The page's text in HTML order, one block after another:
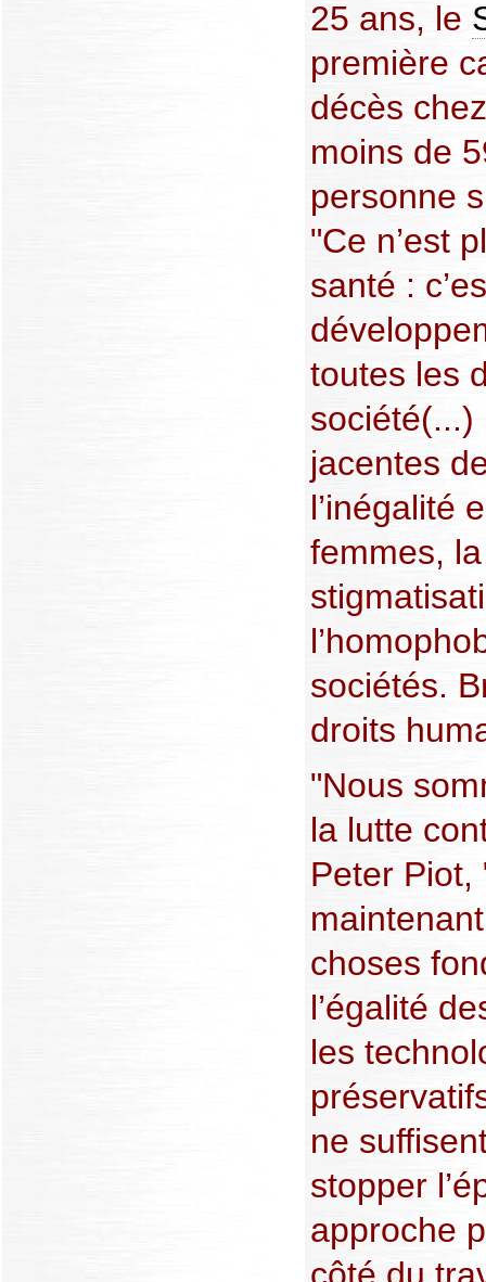
25 ans, le
première
décès
moins de
personne
"Ce n’est
santé :
toutes les
société(...)
jacentes
l’inégalité
femmes,
sociétés.
droits
"Nous
la lutte
Peter Piot,
choses
l’égalité
les
ne
stopper
approche